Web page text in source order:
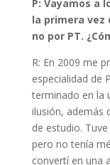
P: Vayamos a
la primera vez
no por PT.
R: En 2009 me
especialidad de
terminado en la
ilusión, además
de estudio.
pero no tenía
convertí en una